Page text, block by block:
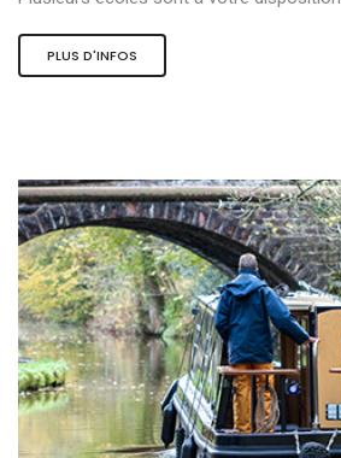
PLUS D'INFOS